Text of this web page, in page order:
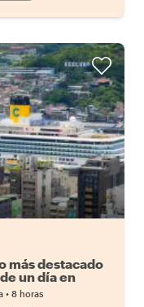
más destacado
un día en
• 8 horas